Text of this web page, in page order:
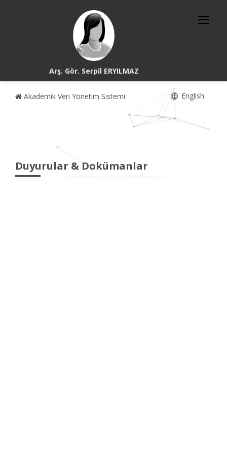
Arş. Gör. Serpil ERYILMAZ
Akademik Veri Yönetim Sistemi English
Duyurular & Dokümanlar